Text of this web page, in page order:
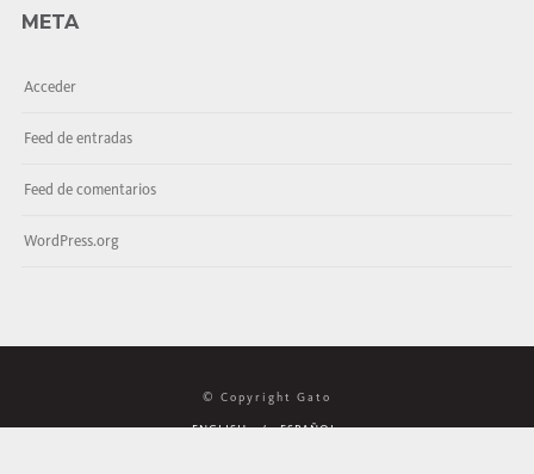
META
Acceder
Feed de entradas
Feed de comentarios
WordPress.org
© Copyright Gato
ENGLISH ESPAÑOL